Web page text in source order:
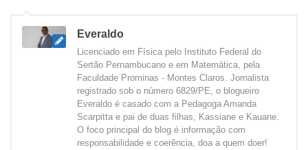
Everaldo
Licenciado em Física pelo Instituto Federal do
Sertão Pernambucano e em Matemática, pela
Faculdade Prominas - Montes Claros. Jornalista
registrado sob o número 6829/PE, o blogueiro
Everaldo é casado com a Pedagoga Amanda
Scarpitta e pai de duas filhas, Kassiane e Kauane.
O foco principal do blog é informação com
responsabilidade e coerência, doa a quem doer!